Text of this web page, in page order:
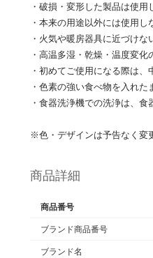
・破損・変形した製品は使用
・本来の用途以外には使用し
・火気や暖房器具に近づけな
・高温多湿・乾燥・温度変化
・初めてご使用になる際は、
・色素の強い食べ物を入れた
・食器洗浄機での洗浄は、食
※色・デザインは予告なく変
商品詳細
商品番号
ブランド商品番号
ブランド名